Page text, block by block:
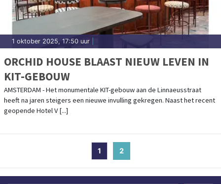
1 oktober 2025, 17:50 uur
ORCHID HOUSE BLAAST NIEUW LEVEN IN
KIT-GEBOUW
AMSTERDAM - Het monumentale KIT-gebouw aan de Linnaeusstraat
heeft na jaren steigers een nieuwe invulling gekregen. Naast het recent
geopende Hotel V [...]
1 2(current)